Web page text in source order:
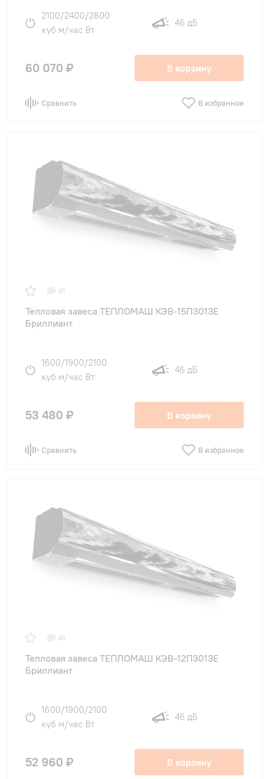
2100/2400/2800
куб м/час Вт
46 дБ
60 070 ₽ В корзину
Сравнить В избранное
41
Тепловая завеса ТЕПЛОМАШ КЭВ-15П3013E
Бриллиант
1600/1900/2100
куб м/час Вт
46 дБ
53 480 ₽ В корзину
Сравнить В избранное
41
Тепловая завеса ТЕПЛОМАШ КЭВ-12П3013E
Бриллиант
1600/1900/2100
куб м/час Вт
46 дБ
52 960 ₽ В корзину